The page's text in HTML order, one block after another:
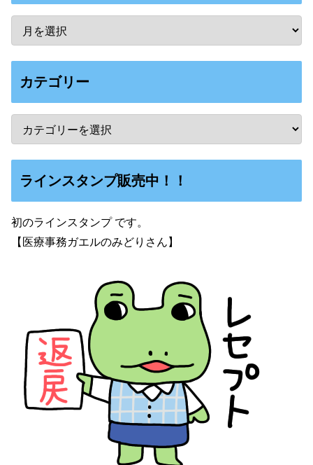
カテゴリー
ラインスタンプ販売中！！
初のラインスタンプ です。
【医療事務ガエルのみどりさん】